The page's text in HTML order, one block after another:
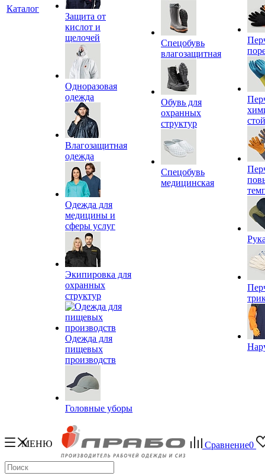
Каталог
Защита от
кислот и
щелочей
Одноразовая
одежда
Влагозащитная
одежда
Одежда для
медицины и
сферы услуг
Экипировка для
охранных
структур
Одежда для
пищевых
производств
Головные уборы
Спецобувь
влагозащитная
Обувь для
охранных
структур
Спецобувь
медицинская
МЕНЮ Сравнение0